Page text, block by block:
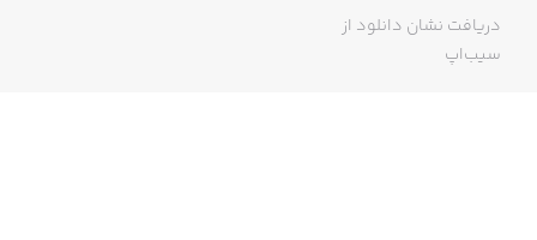
دریافت نشان دانلود از
سیب‌اپ